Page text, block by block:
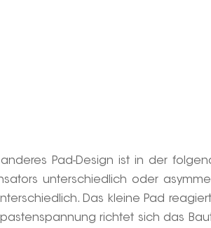
anderes Pad-Design ist in der
unterschiedlich oder
Das kleine Pad
richtet sich das